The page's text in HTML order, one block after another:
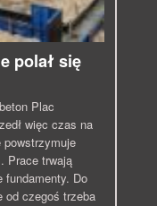
polał się
Plac
więc czas na
powstrzymuje
Prace trwają
fundamenty. Do
od czegoś trzeba